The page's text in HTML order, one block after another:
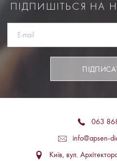
ПІДПИШІТЬСЯ НА
063
info@apsen-
Київ, вул.